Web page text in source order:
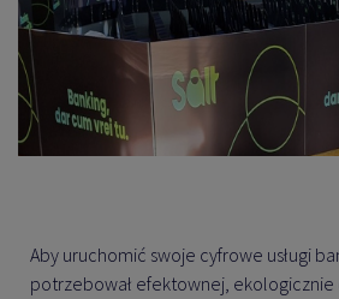
Aby uruchomić swoje cyfrowe usługi
potrzebował efektownej,